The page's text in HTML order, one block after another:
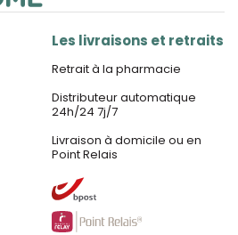
Les livraisons et retraits
Retrait à la pharmacie
Distributeur automatique
24h/24 7j/7
Livraison à domicile ou en
Point Relais